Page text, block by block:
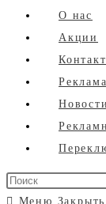
О нас
Акции
Новости
Меню Закрыть